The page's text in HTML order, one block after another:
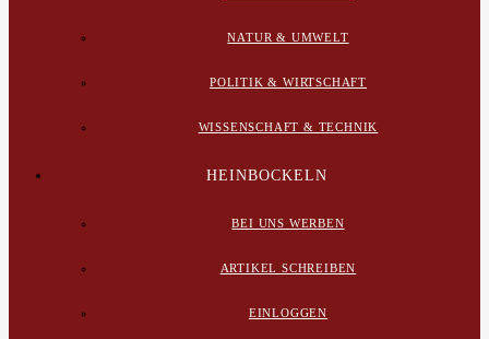
NATUR & UMWELT
POLITIK & WIRTSCHAFT
WISSENSCHAFT & TECHNIK
HEINBOCKELN
BEI UNS WERBEN
ARTIKEL SCHREIBEN
EINLOGGEN